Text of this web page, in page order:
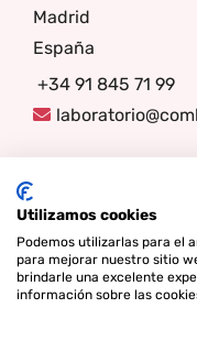
Madrid
España
+34 91 845 71 99
Síganos
Utilizamos cookies
Podemos utilizarlas para el
para mejorar nuestro sitio
brindarle una excelente
información sobre las